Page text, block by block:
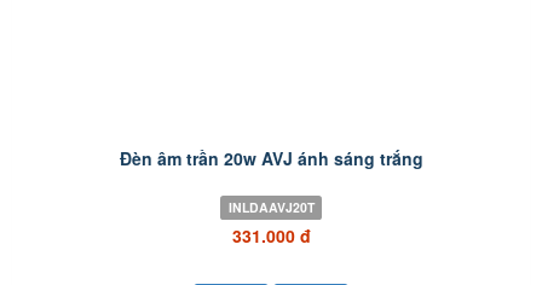
Đèn âm trần 20w AVJ ánh sáng trắng
INLDAAVJ20T
331.000 đ